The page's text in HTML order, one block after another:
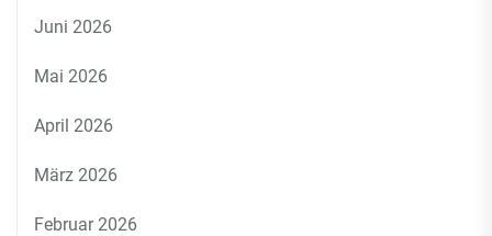
Juni 2026
Mai 2026
April 2026
März 2026
Februar 2026